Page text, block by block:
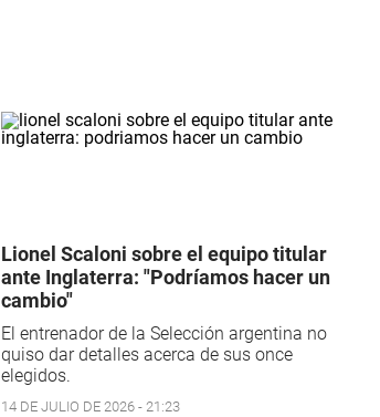
Lionel Scaloni sobre el equipo titular
ante Inglaterra: "Podríamos hacer un
cambio"
El entrenador de la Selección argentina no
quiso dar detalles acerca de sus once
elegidos.
14 DE JULIO DE 2026 - 21:23